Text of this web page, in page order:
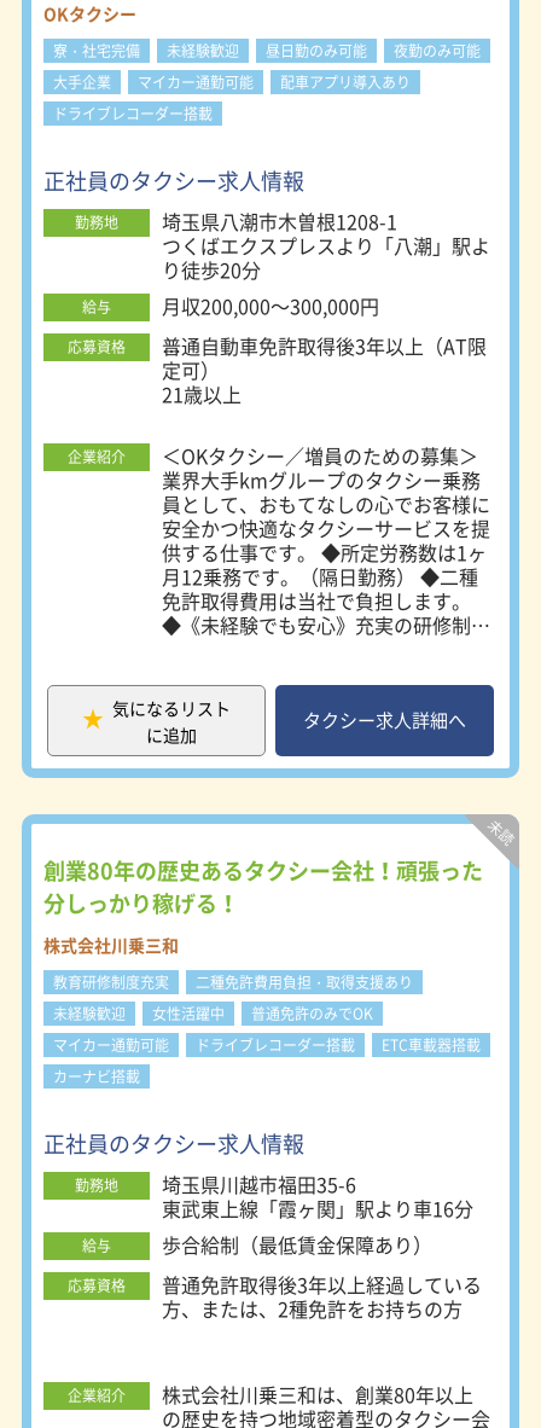
多く定期的にご利用頂け、安定した営
業に繋がります。 ◆会社など法人契
約も多数がある為、優先的に配車 埼
玉トップクラスの法人契約数です。法
人契約のお客様は、長距離・長時間の
高いのが特徴で結果として必然的に売
り上げも高くなります。 【職場環
境】 採用者の90％以上が養成乗務員
です。 個人を尊重したコミュニケー
ションと、家族的雰囲気を大事にした
職場環境を整えています。 乗務員を
第一に考えた経営方針になってます。
また、クラブ活動（ゴルフ部、野球部
等）も盛んに行われており、乗務員同
士の交流も盛んです。 【車両環境】
ですが、現在ジャパンタクシー導入
中。令和5年中に50％がジャパンタク
シーになります。 また、日本で初め
てドライブレコーダーを開発した会社
です。 当然、前方・車内共にドライ
ブレコーダー設置済みで、カーナビ・
バックモニターも全車装着済みです。
もちろん、コロナ対策もしておりま
す！全車大型L字防犯ガラスにオゾン
す。 【教育制度】 未経験者でも安心
して働けるように、ドライバーに必要
な研修をご用意しております。 二種
免許取得の費用は会社が全額負担しま
す。（規定有り）もちろん研修中も
給！
OKタクシー
寮・社宅完備 未経験歓迎 昼日勤のみ可能
夜勤のみ可能
大手企業
マイカー通勤可能
配車アプリ導入あり
ドライブレコーダー搭載
正社員のタクシー求人情報
勤務地
埼玉県八潮市木曽根1208-1
つくばエクスプレスより「八潮」駅よ
り徒歩20分
給与 月収200,000～300,000円
応募資格
普通自動車免許取得後3年以上（AT限
定可）
21歳以上
◆学歴不問
企業紹介
＜OKタクシー／増員のための募集＞
業界大手kmグループのタクシー乗務
員として、おもてなしの心でお客様に
安全かつ快適なタクシーサービスを提
供する仕事です。 ◆所定労務数は1ヶ
月12乗務です。（隔日勤務） ◆二種
免許取得費用は当社で負担します。
◆《未経験でも安心》充実の研修制度
採用しています。 【会社の特長】 設
立したての若い会社です。会社と共に
成長していきましょう。
気になるリスト
に追加
タクシー求人詳細へ
創業80年の歴史あるタクシー会社！頑張った
分しっかり稼げる！
株式会社川乗三和
教育研修制度充実
二種免許費用負担・取得支援あり
未経験歓迎
女性活躍中
普通免許のみでOK
マイカー通勤可能
ドライブレコーダー搭載
ETC車載器搭載
カーナビ搭載
正社員のタクシー求人情報
勤務地
埼玉県川越市福田35-6
東武東上線「霞ヶ関」駅より車16分
給与 歩合給制（最低賃金保障あり）
応募資格
普通免許取得後3年以上経過している
方、または、2種免許をお持ちの方
企業紹介
株式会社川乗三和は、創業80年以上
の歴史を持つ地域密着型のタクシー会